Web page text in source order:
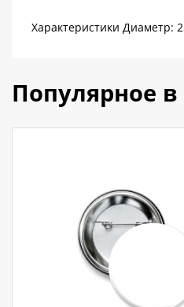
Характеристики Диаметр:
Популярное